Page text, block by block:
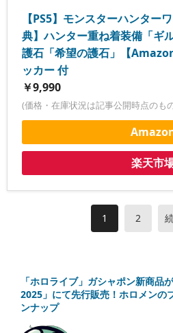
【PS5】モンスターハンター
典】ハンター重ね着装備「ギ
護石「希望の護石」【
ッカー 付
￥9,990
(価格・在庫状況は記事公開時点のも
楽天市
1 2
「ホロライブ」ガシャポン新商品
2025」にて先行販売！ホロメンの
ンナップ